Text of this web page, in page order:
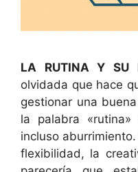
LA RUTINA Y SU
olvidada que hace
gestionar una
la palabra
incluso
flexibilidad, la